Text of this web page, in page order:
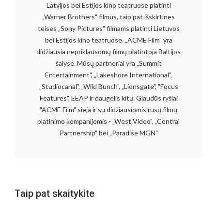
Latvijos bei Estijos kino teatruose platinti
„Warner Brothers" filmus, taip pat išskirtines
teises „Sony Pictures" filmams platinti Lietuvos
bei Estijos kino teatruose. „ACME Film" yra
didžiausia nepriklausomų filmų platintoja Baltijos
šalyse. Mūsų partneriai yra „Summit
Entertainment", „Lakeshore International",
„Studiocanal", „Wild Bunch", „Lionsgate", "Focus
Features", EEAP ir daugelis kitų. Glaudūs ryšiai
"ACME Film" sieja ir su didžiausiomis rusų filmų
platinimo kompanijomis - „West Video", „Central
Partnership" bei „Paradise MGN"
Taip pat skaitykite